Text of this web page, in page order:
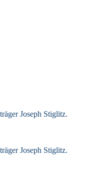
Joseph Stiglitz.
Joseph Stiglitz.